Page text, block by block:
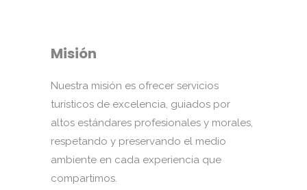
Misión
Nuestra misión es ofrecer servicios
turísticos de excelencia, guiados por
altos estándares profesionales y morales,
respetando y preservando el medio
ambiente en cada experiencia que
compartimos.